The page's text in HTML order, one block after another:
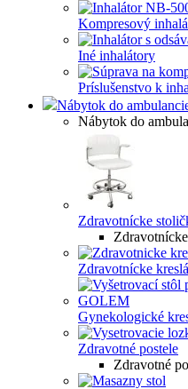
Kompresový
Iné inhalátory
Príslušenstvo k
Nábytok do
Nábytok do
Zdravotnícke
Zdravotnícke kreslá
Gynekologické
Zdravotné postele
Zdravotné